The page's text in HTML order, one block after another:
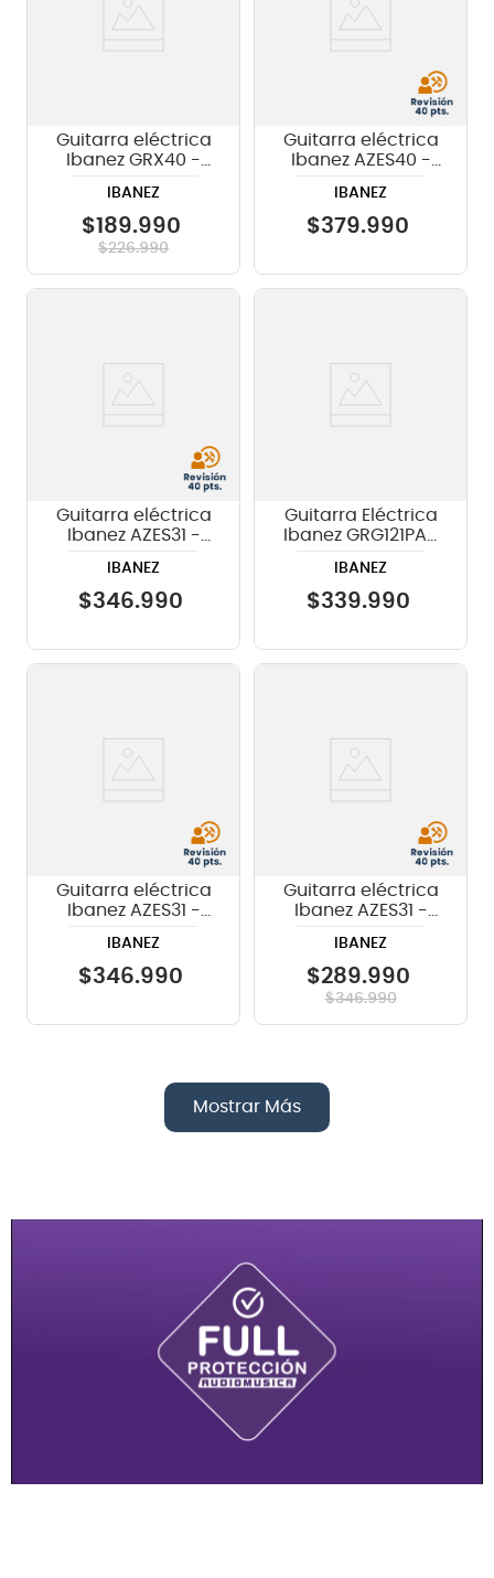
Guitarra eléctrica
Ibanez GRX40 -
IBANEZ
$189.990
$226.990
Guitarra eléctrica
Ibanez AZES40 -
IBANEZ
$379.990
Guitarra eléctrica
Ibanez AZES31 -
IBANEZ
$346.990
Guitarra Eléctrica
Ibanez GRG121PAR
Burst Flat
IBANEZ
$339.990
Guitarra eléctrica
Ibanez AZES31 -
IBANEZ
$346.990
Guitarra eléctrica
Ibanez AZES31 -
IBANEZ
$289.990
$346.990
Mostrar Más